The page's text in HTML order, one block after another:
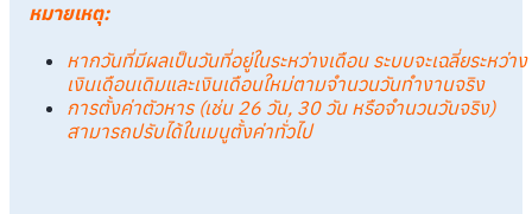
หมายเหตุ:
หากวันที่มีผลเป็นวันที่อยู่ในระหว่างเดือน ระบบจะเฉลี่ยระหว่าง
เงินเดือนเดิมและเงินเดือนใหม่ตามจำนวนวันทำงานจริง
การตั้งค่าตัวหาร (เช่น 26 วัน, 30 วัน หรือจำนวนวันจริง)
สามารถปรับได้ในเมนูตั้งค่าทั่วไป